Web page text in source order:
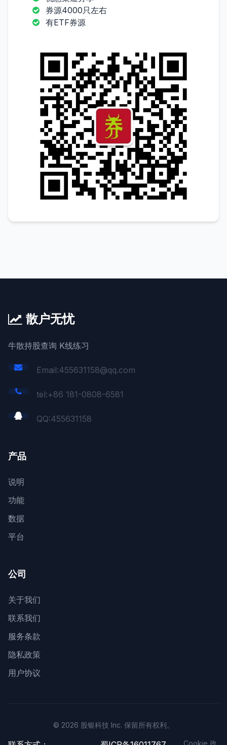
券源4000只左右
有ETF券源
散户无忧
牛散持股查询 K线练习
Email:455631158@qq.com
tel:+86 181-0808-6581
QQ:455631158
产品
说明
功能
数据
平台
公司
关于我们
联系我们
服务条款
隐私政策
用户协议
© 2026 股银科技 Inc. 保留所有权利。
Cookie 政